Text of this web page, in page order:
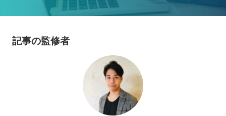
記事の監修者